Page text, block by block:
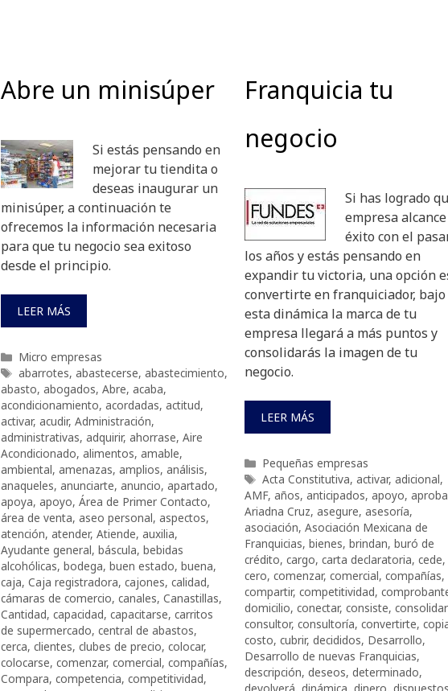
Abre un minisúper
Si estás pensando en
mejorar tu tiendita o
deseas inaugurar un
minisúper, a continuación te
ofrecemos la información necesaria
para que tu negocio sea exitoso
desde el principio.
LEER MÁS
Categorías
Micro empresas
Etiquetas
abarrotes, abastecerse, abastecimiento,
abasto, abogados, Abre, acaba,
acondicionamiento, acordadas, actitud,
activar, acudir, Administración,
administrativas, adquirir, ahorrase, Aire
Acondicionado, alimentos, amable,
ambiental, amenazas, amplios, análisis,
anaqueles, anunciarte, anuncio, apartado,
apoya, apoyo, Área de Primer Contacto,
área de venta, aseo personal, aspectos,
atención, atender, Atiende, auxilia,
Ayudante general, báscula, bebidas
alcohólicas, bodega, buen estado, buena,
caja, Caja registradora, cajones, calidad,
cámaras de comercio, canales, Canastillas,
Cantidad, capacidad, capacitarse, carritos
de supermercado, central de abastos,
cerca, clientes, clubes de precio, colocar,
colocarse, comenzar, comercial, compañías,
Compara, competencia, competitividad,
Franquicia tu
negocio
Si has logrado
empresa
éxito con el
los años y estás pensando en
expandir tu victoria, una opción
convertirte en franquiciador, bajo
esta dinámica la marca de tu
empresa llegará a más puntos y
consolidarás la imagen de tu
negocio.
LEER MÁS
Categorías
Pequeñas empresas
Etiquetas
Acta Constitutiva, activar, adicional,
AMF, años, anticipados, apoyo,
Ariadna Cruz, asegure, asesoría,
asociación, Asociación Mexicana de
Franquicias, bienes, brindan, buró de
crédito, cargo, carta declaratoria, cede,
cero, comenzar, comercial, compañías,
compartir, competitividad,
domicilio, conectar, consiste,
consultor, consultoría, convertirte,
costo, cubrir, decididos, Desarrollo,
Desarrollo de nuevas Franquicias,
descripción, deseos, determinado,